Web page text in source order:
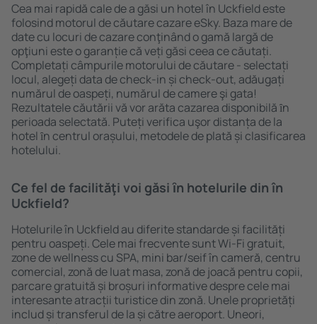
Cea mai rapidă cale de a găsi un hotel în Uckfield este
folosind motorul de căutare cazare eSky. Baza mare de
date cu locuri de cazare conţinând o gamă largă de
opţiuni este o garanție că veți găsi ceea ce căutați.
Completați câmpurile motorului de căutare - selectați
locul, alegeți data de check-in și check-out, adăugați
numărul de oaspeți, numărul de camere şi gata!
Rezultatele căutării vă vor arăta cazarea disponibilă ȋn
perioada selectată. Puteți verifica uşor distanța de la
hotel ȋn centrul orașului, metodele de plată și clasificarea
hotelului.
Ce fel de facilităţi voi găsi ȋn hotelurile din în
Uckfield?
Hotelurile în Uckfield au diferite standarde și facilități
pentru oaspeți. Cele mai frecvente sunt Wi-Fi gratuit,
zone de wellness cu SPA, mini bar/seif în cameră, centru
comercial, zonă de luat masa, zonă de joacă pentru copii,
parcare gratuită și broșuri informative despre cele mai
interesante atracții turistice din zonă. Unele proprietăți
includ și transferul de la și către aeroport. Uneori,